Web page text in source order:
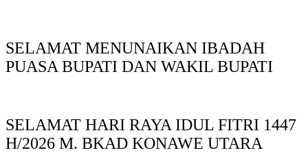
SELAMAT MENUNAIKAN IBADAH
PUASA BUPATI DAN WAKIL BUPATI
SELAMAT HARI RAYA IDUL FITRI 1447
H/2026 M. BKAD KONAWE UTARA